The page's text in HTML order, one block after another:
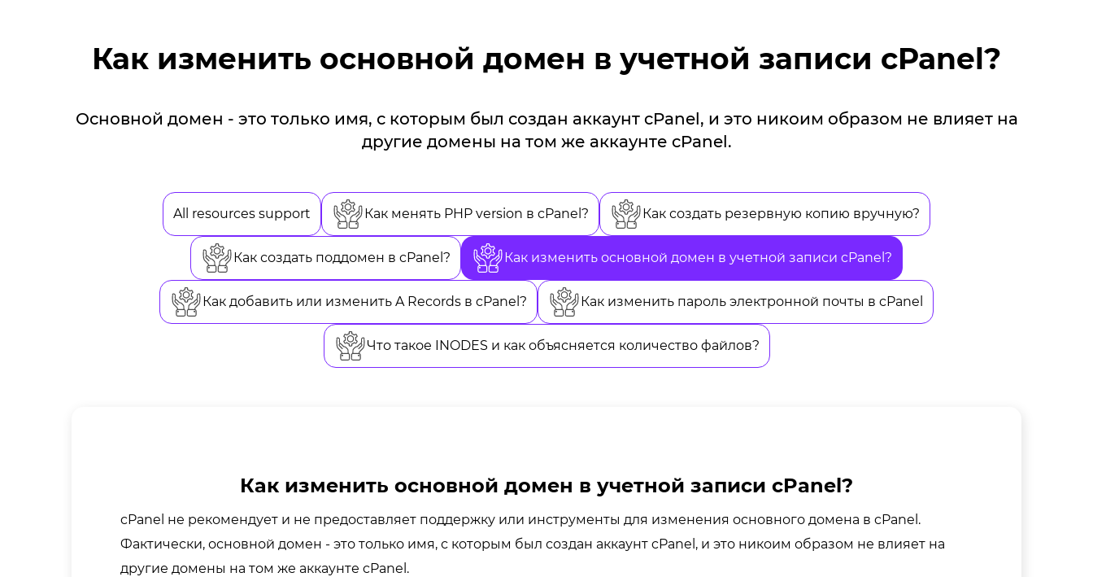
Как изменить основной домен в учетной записи cPanel?
Основной домен - это только имя, с которым был создан аккаунт cPanel, и это никоим образом не влияет на
другие домены на том же аккаунте cPanel.
All resources support Как менять PHP version в cPanel? Как создать резервную копию вручную?
Как создать поддомен в cPanel? Как изменить основной домен в учетной записи cPanel?
Как добавить или изменить A Records в cPanel? Как изменить пароль электронной почты в cPanel
Что такое INODES и как объясняется количество файлов?
Как изменить основной домен в учетной записи cPanel?
cPanel не рекомендует и не предоставляет поддержку или инструменты для изменения основного домена в cPanel.
Фактически, основной домен - это только имя, с которым был создан аккаунт cPanel, и это никоим образом не влияет на
другие домены на том же аккаунте cPanel.